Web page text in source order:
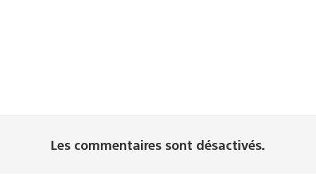
Les commentaires sont désactivés.